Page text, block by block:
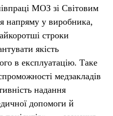
МОЗ зі Світовим
напряму у виробника,
строки
якість
в експлуатацію. Таке
медзакладів
надання
допомоги й